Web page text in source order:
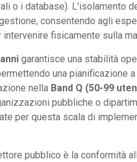
o i database). L'isolamento
consentendo agli
fisicamente sulla
garantisce una stabilità
una pianificazione
nella Band Q (50-99
pubbliche o
per questa scala di
pubblico è la conformità